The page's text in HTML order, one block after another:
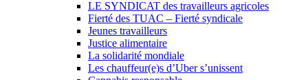
LE SYNDICAT des travailleurs agricoles
Fierté des TUAC – Fierté syndicale
Jeunes travailleurs
Justice alimentaire
La solidarité mondiale
Les chauffeur(e)s d’Uber s’unissent